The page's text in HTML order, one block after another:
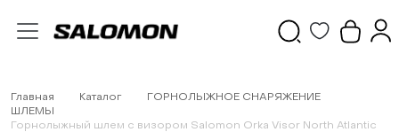
Главная Каталог
ГОРНОЛЫЖНОЕ СНАРЯЖЕНИЕ
ШЛЕМЫ
Горнолыжный шлем с визором Salomon Orka Visor North Atlantic